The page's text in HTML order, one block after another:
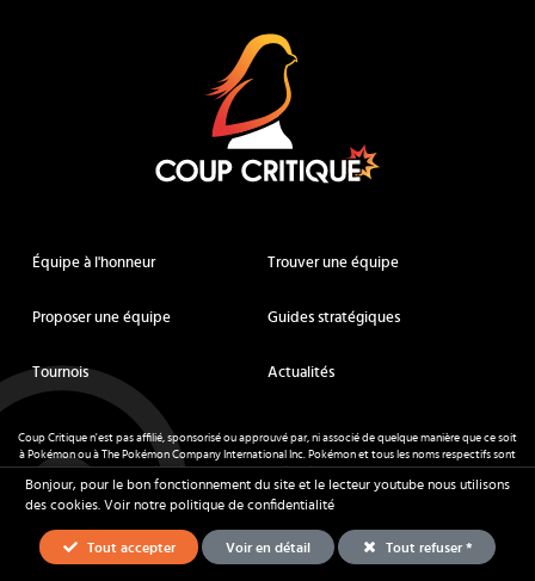
Équipe à l'honneur Trouver une équipe
Proposer une équipe Guides stratégiques
Tournois Actualités
Coup Critique n'est pas affilié, sponsorisé ou approuvé par, ni associé de quelque manière que ce soit
à Pokémon ou à The Pokémon Company International Inc. Pokémon et tous les noms respectifs sont
des marques déposées et des marques déposées. © de Nintendo 1996-2026.
Mentions légales - CGU- Tous droits réservés - Coup Critique
Bonjour, pour le bon fonctionnement du site et le lecteur youtube nous utilisons
des cookies. Voir notre politique de confidentialité
Tout accepter Voir en détail Tout refuser *